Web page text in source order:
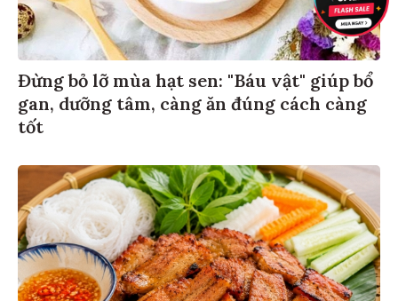
Đừng bỏ lỡ mùa hạt sen: "Báu vật" giúp bổ
gan, dưỡng tâm, càng ăn đúng cách càng
tốt